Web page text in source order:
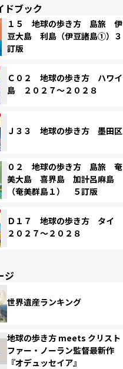
ドブック
１５ 地球の歩き方 島旅 伊
豆大島 利島（伊豆諸島①）３
訂版
Ｃ０２ 地球の歩き方 ハワイ
島 ２０２７～２０２８
Ｊ３３ 地球の歩き方 墨田区
０２ 地球の歩き方 島旅 奄
美大島 喜界島 加計呂麻島
（奄美群島１） ５訂版
Ｄ１７ 地球の歩き方 タイ
２０２７～２０２８
ジ
世界遺産ランキング
地球の歩き方 meets クリスト
ファー・ノーラン監督最新作
『オデュッセイア』